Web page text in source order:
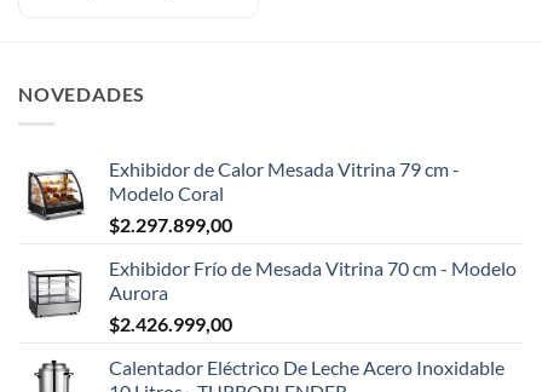
NOVEDADES
Exhibidor de Calor Mesada Vitrina 79 cm -
Modelo Coral
$2.297.899,00
Exhibidor Frío de Mesada Vitrina 70 cm - Modelo
Aurora
$2.426.999,00
Calentador Eléctrico De Leche Acero Inoxidable